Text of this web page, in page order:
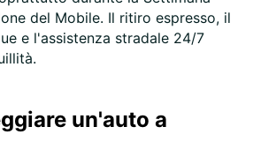
del Mobile. Il ritiro espresso, il
e l'assistenza stradale 24/7
un'auto a